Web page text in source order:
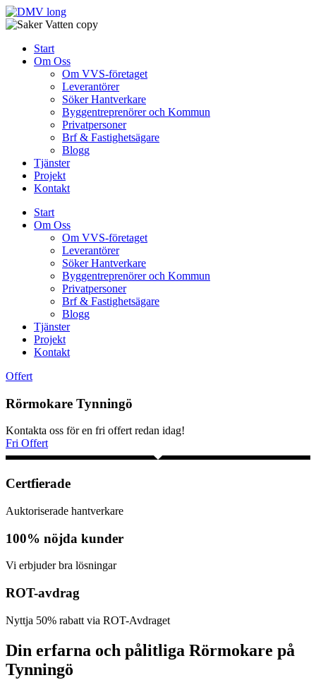
Skip
to
Start
Om Oss
Om VVS-företaget
Leverantörer
Söker Hantverkare
Byggentreprenörer och Kommun
Privatpersoner
Brf & Fastighetsägare
Blogg
Tjänster
Projekt
Kontakt
Start
Om Oss
Om VVS-företaget
Leverantörer
Söker Hantverkare
Byggentreprenörer och Kommun
Privatpersoner
Brf & Fastighetsägare
Blogg
Tjänster
Projekt
Kontakt
Offert
Rörmokare Tynningö
Kontakta oss för en fri offert redan idag!
Fri Offert
Certfierade
Auktoriserade hantverkare
100% nöjda kunder
Vi erbjuder bra lösningar
ROT-avdrag
Nyttja 50% rabatt via ROT-Avdraget
Din erfarna och pålitliga Rörmokare på
Tynningö